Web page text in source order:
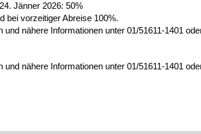
Jänner 2026: 50%
bei vorzeitiger Abreise 100%.
und nähere Informationen unter 01/51611-1401
und nähere Informationen unter 01/51611-1401